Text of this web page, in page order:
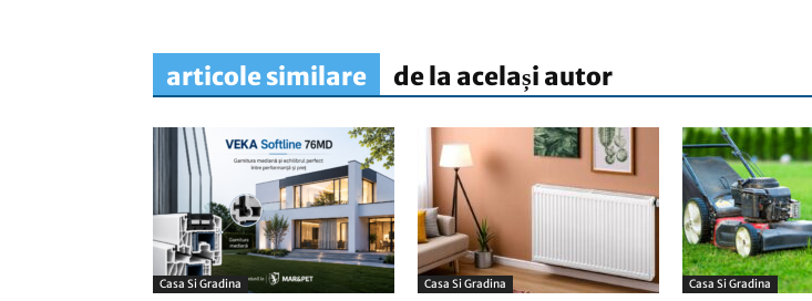
articole similare de la același autor
Casa Si Gradina Casa Si Gradina Casa Si Gradina